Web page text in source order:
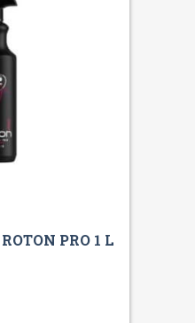
PRO 1 L